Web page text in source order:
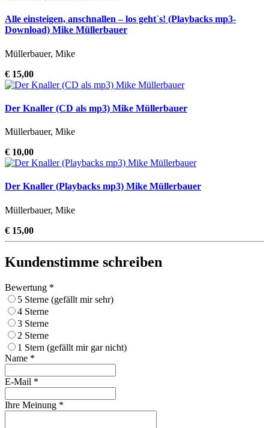
Alle einsteigen, anschnallen – los geht`s! (Playbacks mp3-
Download) Mike Müllerbauer
Müllerbauer, Mike
€ 15,00
Der Knaller (CD als mp3) Mike Müllerbauer
Müllerbauer, Mike
€ 10,00
Der Knaller (Playbacks mp3) Mike Müllerbauer
Müllerbauer, Mike
€ 15,00
Kundenstimme schreiben
Bewertung *
5 Sterne (gefällt mir sehr)
4 Sterne
3 Sterne
2 Sterne
1 Stern (gefällt mir gar nicht)
Name *
E-Mail *
Ihre Meinung *